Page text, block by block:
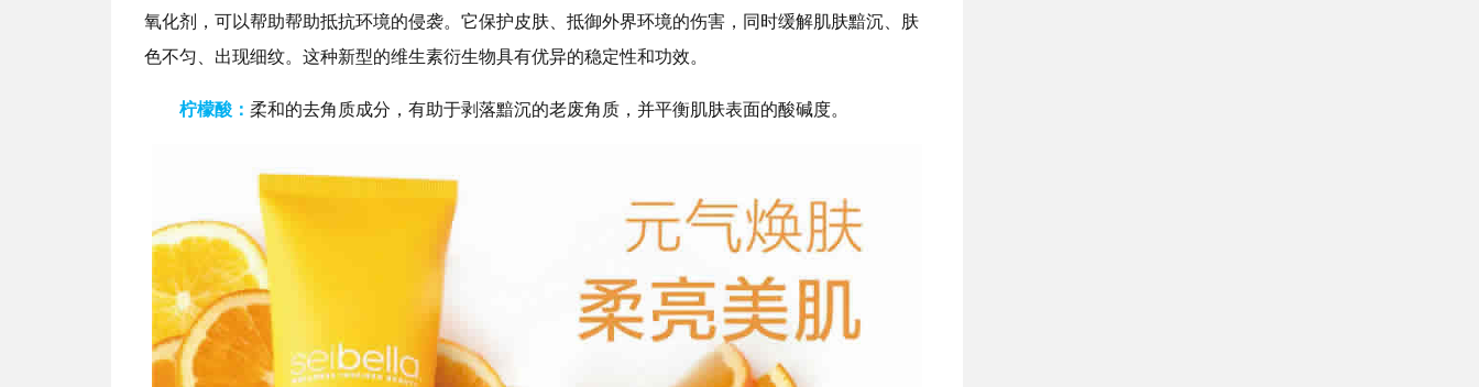
氧化剂，可以帮助帮助抵抗环境的侵袭。它保护皮肤、抵御外界环境的伤害，同时缓解肌肤黯沉、肤
色不匀、出现细纹。这种新型的维生素衍生物具有优异的稳定性和功效。
柠檬酸： 柔和的去角质成分，有助于剥落黯沉的老废角质，并平衡肌肤表面的酸碱度。